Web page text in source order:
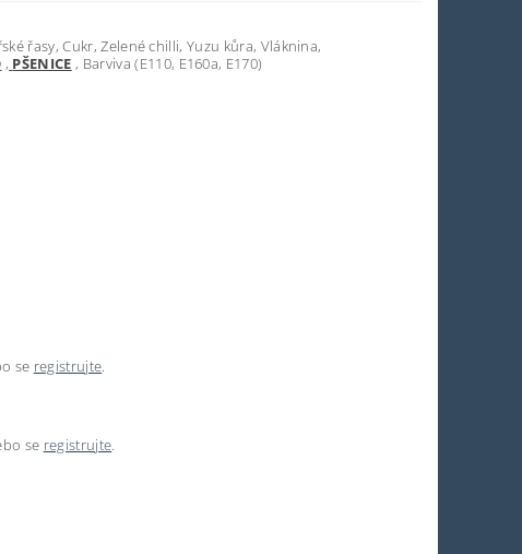
řasy, Cukr, Zelené chilli, Yuzu kůra, Vláknina,
, PŠENICE , Barviva (E110, E160a, E170)
se registrujte.
se registrujte.